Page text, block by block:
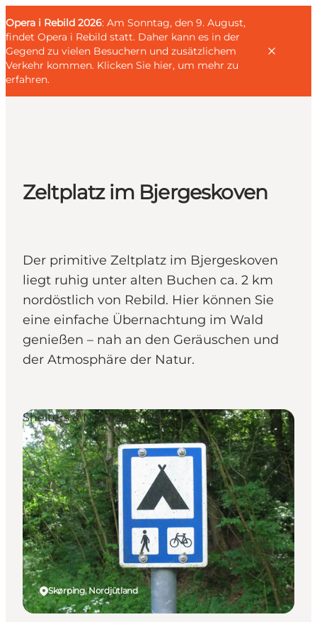
Opera i Rebild 2026: Am Sonntag, den 9. August,
findet Opera i Rebild statt. Daher kann es in der
Gegend zu vielen Besuchern und zusätzlichem
Verkehr kommen. Klicken Sie hier, um mehr zu
erfahren.
Entdecker
KARTEN
REISEPLANUNG
GästeDeutsch
Zeltplatz im Bjergeskoven
Der primitive Zeltplatz im Bjergeskoven
liegt ruhig unter alten Buchen ca. 2 km
nordöstlich von Rebild. Hier können Sie
eine einfache Übernachtung im Wald
genießen – nah an den Geräuschen und
der Atmosphäre der Natur.
Skørping, Nordjütland
Shelters & Naturlagerplätze